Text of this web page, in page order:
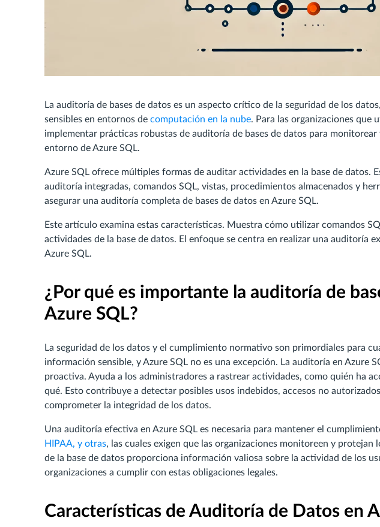
La auditoría de bases de datos es un aspecto crítico de la seguridad de los
sensibles en entornos de computación en la nube. Para las organizaciones que
implementar prácticas robustas de auditoría de bases de datos para monitorear
entorno de Azure SQL.
Azure SQL ofrece múltiples formas de auditar actividades en la base de datos.
auditoría integradas, comandos SQL, vistas, procedimientos almacenados y
asegurar una auditoría completa de bases de datos en Azure SQL.
Este artículo examina estas características. Muestra cómo utilizar comandos
actividades de la base de datos. El enfoque se centra en realizar una auditoría
Azure SQL.
¿Por qué es importante la auditoría de
Azure SQL?
La seguridad de los datos y el cumplimiento normativo son primordiales para
información sensible, y Azure SQL no es una excepción. La auditoría en Azure
proactiva. Ayuda a los administradores a rastrear actividades, como quién ha
qué. Esto contribuye a detectar posibles usos indebidos, accesos no
comprometer la integridad de los datos.
Una auditoría efectiva en Azure SQL es necesaria para mantener el
HIPAA, y otras, las cuales exigen que las organizaciones monitoreen y protejan
de la base de datos proporciona información valiosa sobre la actividad de los
organizaciones a cumplir con estas obligaciones legales.
Características de Auditoría de Datos en